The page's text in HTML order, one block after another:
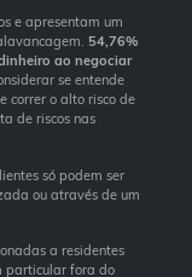
e apresentam um
54,76%
ao negociar
se entende
correr o alto risco de
de riscos nas
só podem ser
ou através de um
a residentes
particular fora do